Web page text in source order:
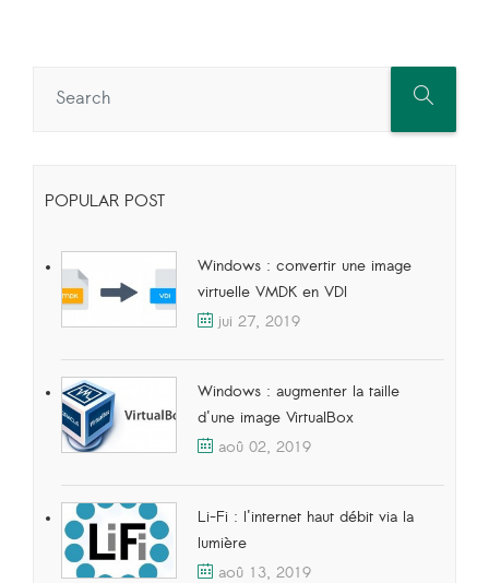
POPULAR POST
Windows : convertir une image
virtuelle VMDK en VDI
jui 27, 2019
Windows : augmenter la taille
d'une image VirtualBox
aoû 02, 2019
Li-Fi : l'internet haut débit via la
lumière
aoû 13, 2019